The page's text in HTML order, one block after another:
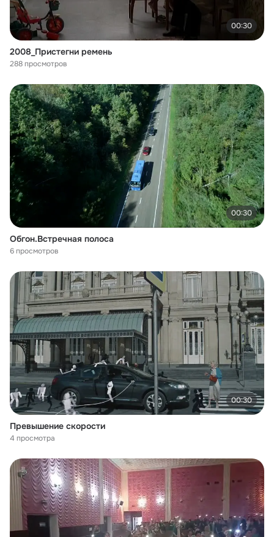
00:30
2008_Пристегни ремень
288 просмотров
00:30
Обгон.Встречная полоса
6 просмотров
00:30
Превышение скорости
4 просмотра